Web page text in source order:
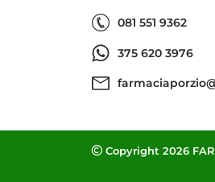
081 551 9362
375 620 3976
Copyright 2026